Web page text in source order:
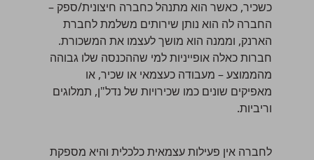
כשכיר, כאשר הוא מתנהל כחברה חיצונית/ספק –
החברה לה הוא נותן שירותים משלמת לחברת
הארנק, וממנה הוא מושך לעצמו את המשכורת.
חברות כאלה אופייניות למי שההכנסה שלו גבוהה
מהממוצע – מעבודה כעצמאי או שכיר, או
מאפיקים שונים כמו שכירויות של נדל"ן, תמלוגים
וריביות.
לחברה אין פעילות עצמאית כלכלית והיא מספקת